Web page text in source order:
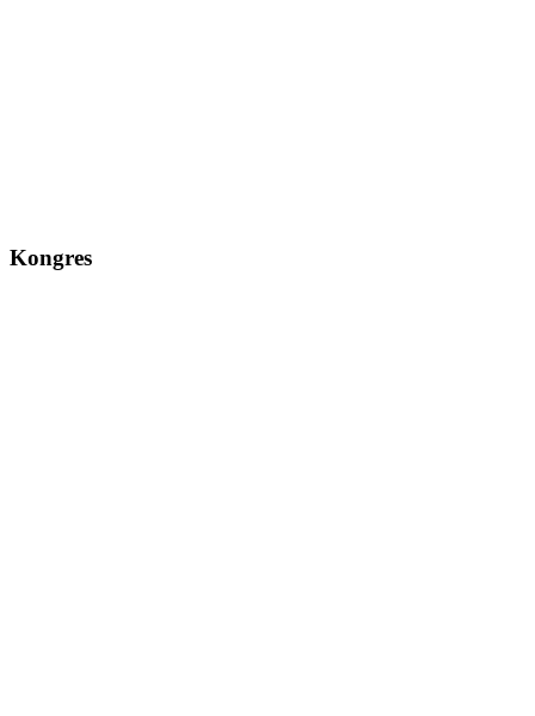
Kongres